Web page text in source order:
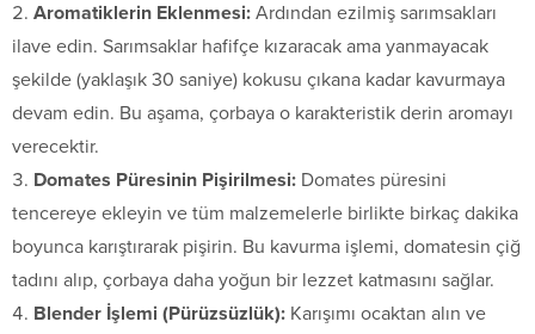
Aromatiklerin Eklenmesi: Ardından ezilmiş sarımsakları
ilave edin. Sarımsaklar hafifçe kızaracak ama yanmayacak
şekilde (yaklaşık 30 saniye) kokusu çıkana kadar kavurmaya
devam edin. Bu aşama, çorbaya o karakteristik derin aromayı
verecektir.
Domates Püresinin Pişirilmesi: Domates püresini
tencereye ekleyin ve tüm malzemelerle birlikte birkaç dakika
boyunca karıştırarak pişirin. Bu kavurma işlemi, domatesin çiğ
tadını alıp, çorbaya daha yoğun bir lezzet katmasını sağlar.
Blender İşlemi (Pürüzsüzlük): Karışımı ocaktan alın ve